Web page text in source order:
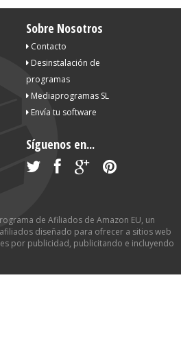
Sobre Nosotros
Contacto
Desinstalación de
programas
Mediaprogramas SL
Envía tu software
Síguenos en...
de Afiliados de Amazon EU, un
diseñado para ofrecer a sitios web
por publicidad, publicitando e incluyendo